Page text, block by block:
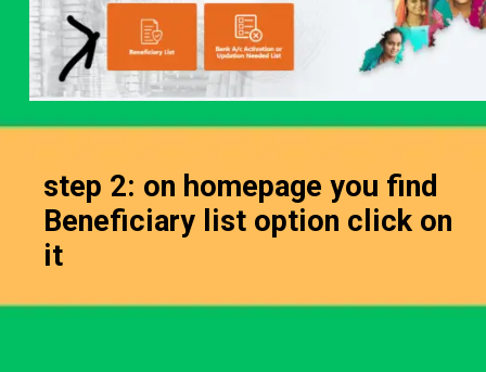
step 2: on homepage you find
Beneficiary list option click on
it